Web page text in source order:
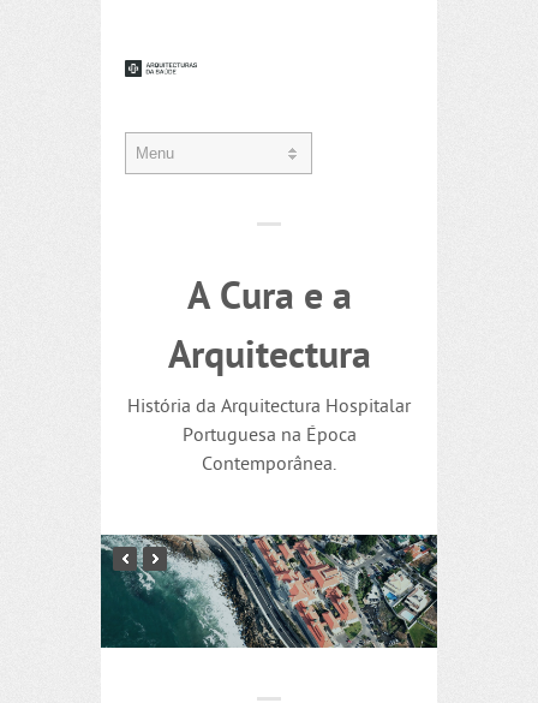
A Cura e a
Arquitectura
História da Arquitectura Hospitalar
Portuguesa na Época
Contemporânea.